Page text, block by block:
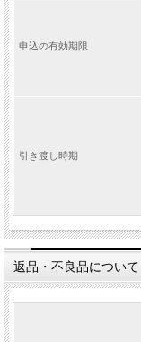
申込の有効期限
引き渡し時期
返品・不良品について